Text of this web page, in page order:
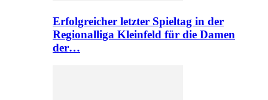
Erfolgreicher letzter Spieltag in der
Regionalliga Kleinfeld für die Damen
der…